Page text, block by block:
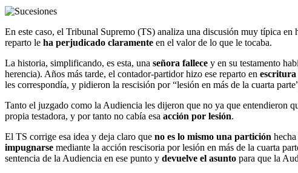
En este caso, el Tribunal Supremo (TS) analiza una discusión muy típica en
reparto le ha perjudicado claramente en el valor de lo que le tocaba.
La historia, simplificando, es esta, una señora fallece y en su testamento
herencia). Años más tarde, el contador-partidor hizo ese reparto en
les correspondía, y pidieron la rescisión por “lesión en más de la cuarta
Tanto el juzgado como la Audiencia les dijeron que no ya que entendieron
propia testadora, y por tanto no cabía esa acción por lesión.
El TS corrige esa idea y deja claro que no es lo mismo una partición
impugnarse mediante la acción rescisoria por lesión en más de la cuarta
sentencia de la Audiencia en ese punto y devuelve el asunto para que la